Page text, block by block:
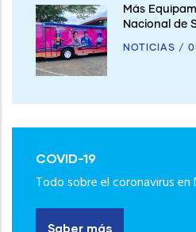
Más
Nacional de
NOTICIAS /
COVID-19
Todo sobre el coronavirus en
Saber más